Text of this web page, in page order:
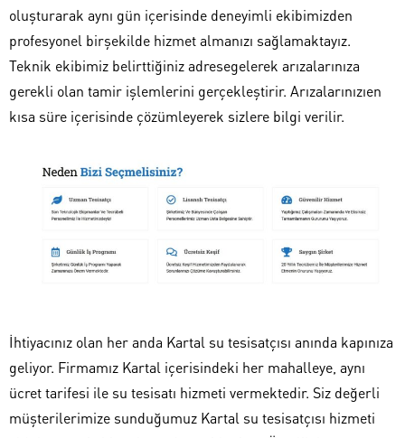
oluşturarak aynı gün içerisinde deneyimli ekibimizden
profesyonel birşekilde hizmet almanızı sağlamaktayız.
Teknik ekibimiz belirttiğiniz adresegelerek arızalarınıza
gerekli olan tamir işlemlerini gerçekleştirir. Arızalarınızıen
kısa süre içerisinde çözümleyerek sizlere bilgi verilir.
İhtiyacınız olan her anda Kartal su tesisatçısı anında kapınıza
geliyor. Firmamız Kartal içerisindeki her mahalleye, aynı
ücret tarifesi ile su tesisatı hizmeti vermektedir. Siz değerli
müşterilerimize sunduğumuz Kartal su tesisatçısı hizmeti